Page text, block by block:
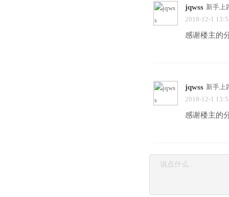
jqwss 新手上
2018-12-1
感谢楼主的
jqwss 新手上
2018-12-1
感谢楼主的